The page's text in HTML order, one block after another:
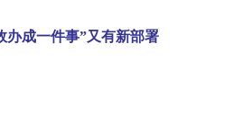
办成一件事”又有新部署